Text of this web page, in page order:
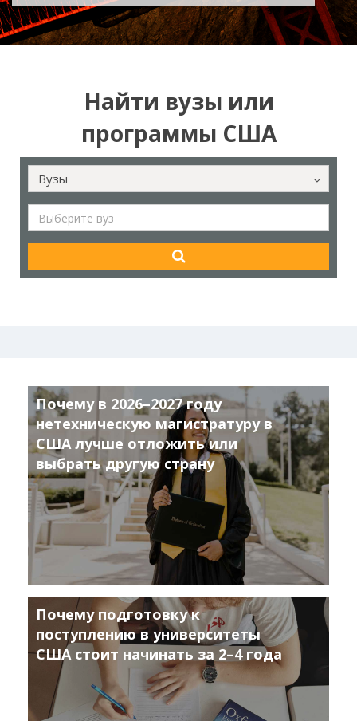
Найти вузы или
программы США
Вузы
Почему в 2026–2027 году
нетехническую магистратуру в
США лучше отложить или
выбрать другую страну
Почему подготовку к
поступлению в университеты
США стоит начинать за 2–4 года